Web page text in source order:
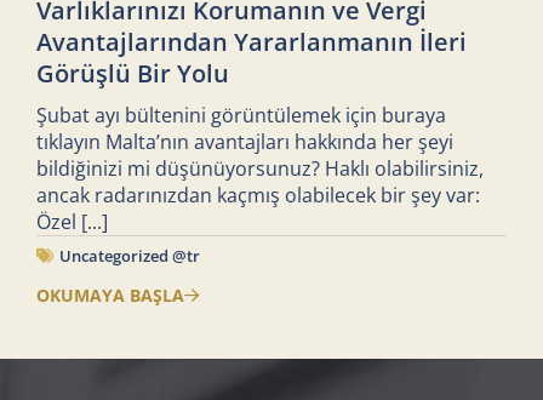
Varlıklarınızı Korumanın ve Vergi
Avantajlarından Yararlanmanın İleri
Görüşlü Bir Yolu
Şubat ayı bültenini görüntülemek için buraya
tıklayın Malta’nın avantajları hakkında her şeyi
bildiğinizi mi düşünüyorsunuz? Haklı olabilirsiniz,
ancak radarınızdan kaçmış olabilecek bir şey var:
Özel [...]
Uncategorized @tr
OKUMAYA BAŞLA